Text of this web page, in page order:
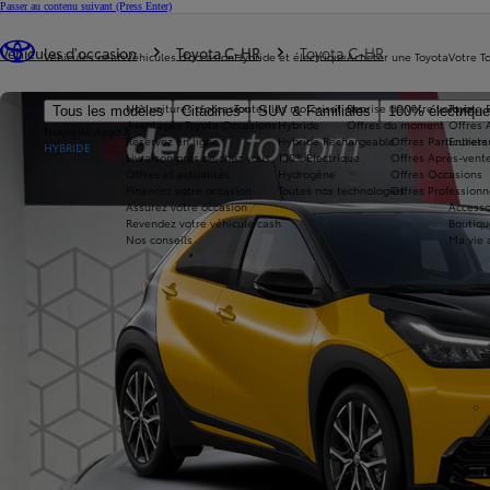
Passer au contenu suivant (Press Enter)
Véhicules neufs
Tous les modèles Citadines SUV & Familiales 100%
HYBRIDE
Véhicules d'occasion
Nos voitures d'occasion
Avantages Toyota Occasions
Réservez en ligne
Livraison près de chez vous
Assurez votre occasion
Revendez votre véhicule cash
Nos conseils
Hybride et électrique
Toutes les motorisations
Hybride
Hybride Rechargeable
100% Électrique
Hydrogène
Toutes nos technologies
Acheter une Toyota
Reprise de votre voiture
Offres du moment
Offres Particuliers
Offres Après-
Offres Occasions
Offres
Votre
Toyota
Offres
Ma vie
Véhicules d'occasion Toyota C-HR Toyota C-HR